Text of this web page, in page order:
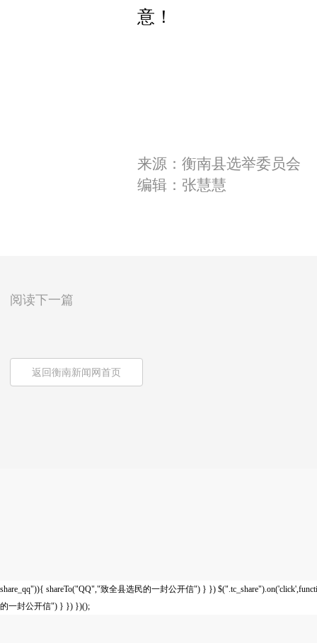
意！
来源：衡南县选举委员会
编辑：张慧慧
阅读下一篇
返回衡南新闻网首页
share_qq")){ shareTo("QQ","致全县选民的一封公开信") } })
的一封公开信") } }) })();